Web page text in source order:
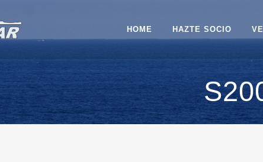
HOME HAZTE SOCIO